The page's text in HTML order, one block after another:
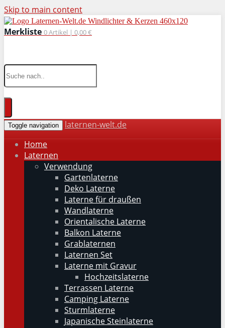
Skip to main content
Merkliste 0Artikel | 0,00 €
Toggle navigation
laternen-welt.de
Home
Laternen
Verwendung
Gartenlaterne
Deko Laterne
Laterne für draußen
Wandlaterne
Orientalische Laterne
Balkon Laterne
Grablaternen
Laternen Set
Laterne mit Gravur
Hochzeitslaterne
Terrassen Laterne
Camping Laterne
Sturmlaterne
Japanische Steinlaterne